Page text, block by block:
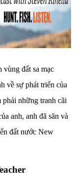
vùng đất sa mạc
về sự phát triển của
phải những tranh cãi
anh, anh đã săn và
đất nước New